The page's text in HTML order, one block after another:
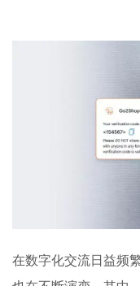
在数字化交流日益频